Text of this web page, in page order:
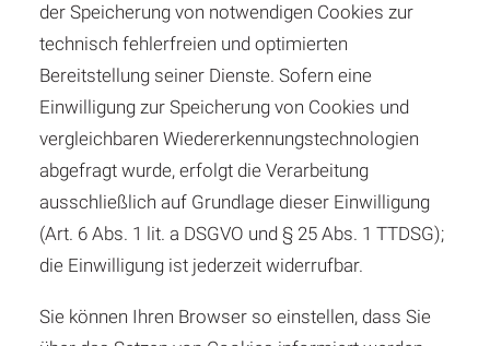
der Speicherung von notwendigen Cookies zur
technisch fehlerfreien und optimierten
Bereitstellung seiner Dienste. Sofern eine
Einwilligung zur Speicherung von Cookies und
vergleichbaren Wiedererkennungstechnologien
abgefragt wurde, erfolgt die Verarbeitung
ausschließlich auf Grundlage dieser Einwilligung
(Art. 6 Abs. 1 lit. a DSGVO und § 25 Abs. 1 TTDSG);
die Einwilligung ist jederzeit widerrufbar.
Sie können Ihren Browser so einstellen, dass Sie